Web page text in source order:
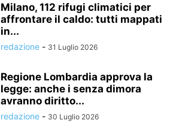
Milano, 112 rifugi climatici per
affrontare il caldo: tutti mappati
in...
redazione - 31 Luglio 2026
Regione Lombardia approva la
legge: anche i senza dimora
avranno diritto...
redazione - 30 Luglio 2026